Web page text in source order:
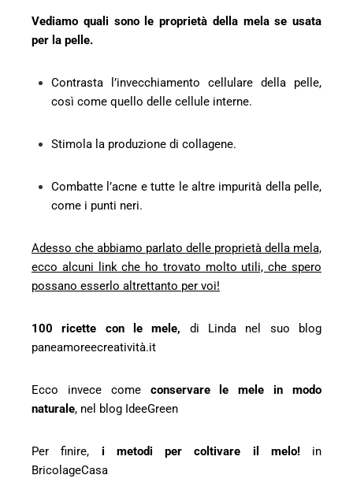
Vediamo quali sono le proprietà della mela se usata
per la pelle.
Contrasta l’invecchiamento cellulare della pelle,
così come quello delle cellule interne.
Stimola la produzione di collagene.
Combatte l’acne e tutte le altre impurità della pelle,
come i punti neri.
Adesso che abbiamo parlato delle proprietà della mela,
ecco alcuni link che ho trovato molto utili, che spero
possano esserlo altrettanto per voi!
100 ricette con le mele, di Linda nel suo blog
paneamoreecreatività.it
Ecco invece come conservare le mele in modo
naturale, nel blog IdeeGreen
Per finire, i metodi per coltivare il melo!
in
BricolageCasa